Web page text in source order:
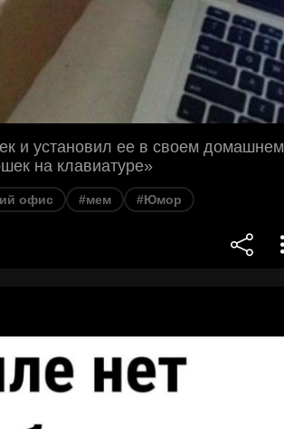
и установил ее в своем домашнем
на клавиатуре»
офис #мем #Юмор